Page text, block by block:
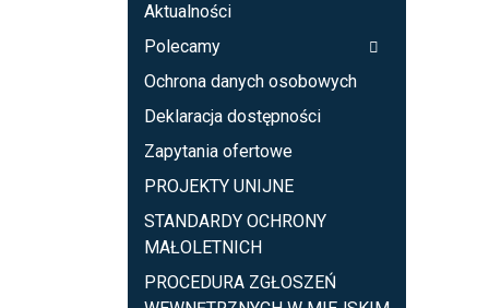
Aktualności
Polecamy
Ochrona danych osobowych
Deklaracja dostępności
Zapytania ofertowe
PROJEKTY UNIJNE
STANDARDY OCHRONY
MAŁOLETNICH
PROCEDURA ZGŁOSZEŃ